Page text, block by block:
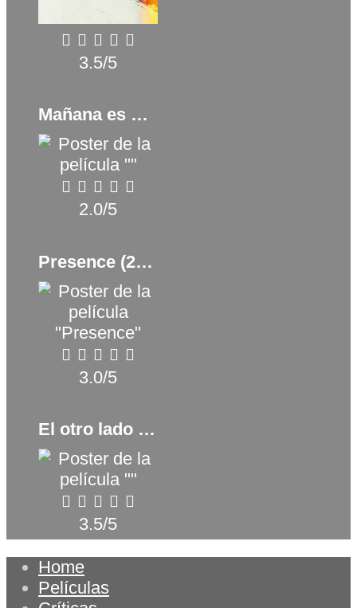
3.5/5
Mañana es hoy (2022)
2.0/5
Presence (2024)
3.0/5
El otro lado de la esperanza (2017)
3.5/5
Home
Películas